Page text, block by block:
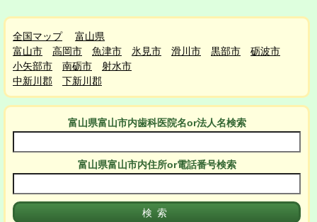
全国マップ
富山県
富山市
高岡市 魚津市 氷見市 滑川市 黒部市
砺波市
小矢部市
南砺市
射水市
中新川郡
下新川郡
富山県富山市内歯科医院名or法人名検索
富山県富山市内住所or電話番号検索